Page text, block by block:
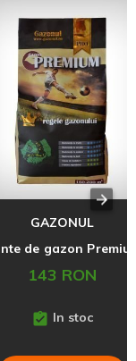
GAZONUL
143 RON
In stoc